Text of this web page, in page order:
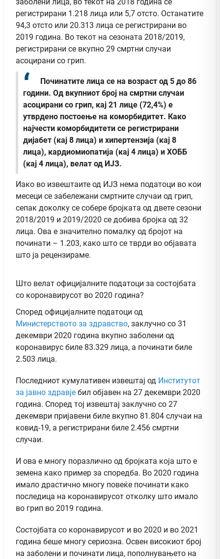
регистрирани 1.218 лица или 5,7 отсто. Останатите
94,3 отсто или 20.313 лица се регистрирани во
2019 година. Во текот на сезоната 2018/2019,
регистрирани се вкупно 29 смртни случаи
асоцирани со грип.
Починатите лица се на возраст од 5 до 86
години. Од вкупниот број на смртни случаи
асоцирани со грип, кај 21 лице (72,4%) е
утврдено постоење на коморбидитет. Како
најчести коморбидитети се регистрирани
дијабет (кај 8 лица) и хипертензија (кај 8
лица), кардиомиопатија (кај 4 лица) и ХОББ
(кај 4 лица), велат од ИЈЗ.
Иако во извештаите од ИЈЗ нема податоци во кои
месеци се забележани смртните случаи од грип,
сепак доколку се собере бројката од двете сезони
2018/2019 и 2019/2020 се добива бројка од 32
лица. Ова е значително помалку од бројот на
починати – 1.203, како што се тврди во објавата
што ја рецензираме.
Што велат официјалните податоци за состојбата
со коронавирусот во 2020 година?
Според официјалните податоци од
Министерството за здравство, заклучно со 31
декември 2020 година вкупно заболени од
коронавирус биле 83.329 лица, а починати биле
2.503 лица.
Последниот кумулативен извештај од Институтот
за јавно здравје бил објавен на 27 декември 2020
година. Според тој извештај заклучно со 27
декември пријавени биле вкупно 81.804 случаи на
ковид-19, а регистрирани биле 2.456 смртни
случаи.
И ова е многу поразлично од бројката која што е
земена како пример за споредба. Во 2020 година
имало драстично многу повеќе починати како
последица на коронавирусот отколку што имало
во грип во 2019 година.
Состојбата со коронавирусот и во 2020 и во 2021
година беше многу сериозна. Освен високиот број
на заболени и починати лица, пополнувањето на